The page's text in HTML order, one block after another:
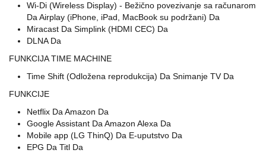
Wi-Di (Wireless Display) - Bežično povezivanje sa računarom
Da Airplay (iPhone, iPad, MacBook su podržani) Da
Miracast Da Simplink (HDMI CEC) Da
DLNA Da
FUNKCIJA TIME MACHINE
Time Shift (Odložena reprodukcija) Da Snimanje TV Da
FUNKCIJE
Netflix Da Amazon Da
Google Assistant Da Amazon Alexa Da
Mobile app (LG ThinQ) Da E-uputstvo Da
EPG Da Titl Da